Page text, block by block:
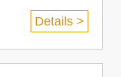
Details >